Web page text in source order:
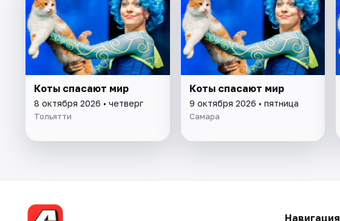
Коты спасают мир
8 октября 2026 • четверг
Тольятти
Коты спасают мир
9 октября 2026 • пятница
Самара
Навигация